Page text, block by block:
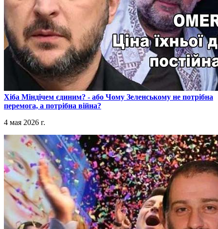
​Хіба Міндічем єдиним? - або Чому Зеленському не потрібна
перемога, а потрібна війна?
4 мая 2026 г.